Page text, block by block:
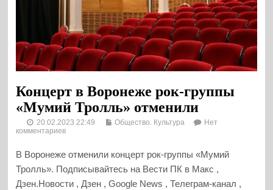
Концерт в Воронеже рок-группы
«Мумий Тролль» отменили
20.02.2023 22:49 Общество. Культура
Нет
комментариев
В Воронеже отменили концерт рок-группы «Мумий
Тролль». Подписывайтесь на Вести ПК в Макс ,
Дзен.Новости , Дзен , Google News , Телеграм-канал ,